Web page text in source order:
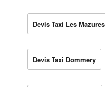
Devis Taxi Les Mazures
Devis Taxi Dommery